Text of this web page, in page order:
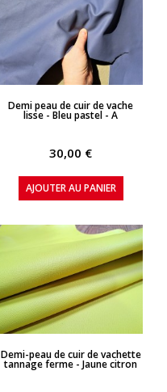
APERÇU RAPIDE
Demi peau de cuir de vache
lisse - Bleu pastel - A
30,00 €
AJOUTER AU PANIER
APERÇU RAPIDE
Demi-peau de cuir de vachette
tannage ferme - Jaune citron